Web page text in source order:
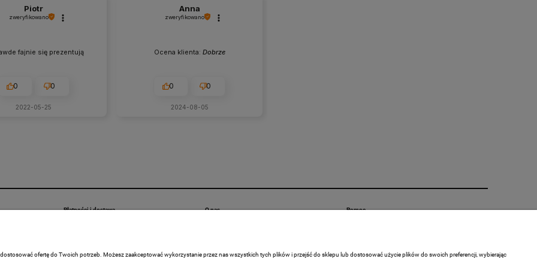
Piotr
zweryfikowano
fajnie się prezentują
0 0
2022-05-25
Anna
zweryfikowano
Ocena klienta: Dobrze
0 0
2024-08-05
Płatności i dostawa O nas Pomoc
ofertę do Twoich potrzeb. Możesz zaakceptować wykorzystanie przez nas wszystkich tych plików i przejść do sklepu lub dostosować użycie plików do swoich preferencji, wybierając